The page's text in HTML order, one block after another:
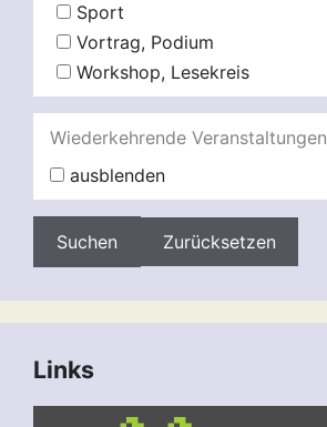
Sport
Vortrag, Podium
Workshop, Lesekreis
Wiederkehrende Veranstaltungen
ausblenden
Zurücksetzen
Links